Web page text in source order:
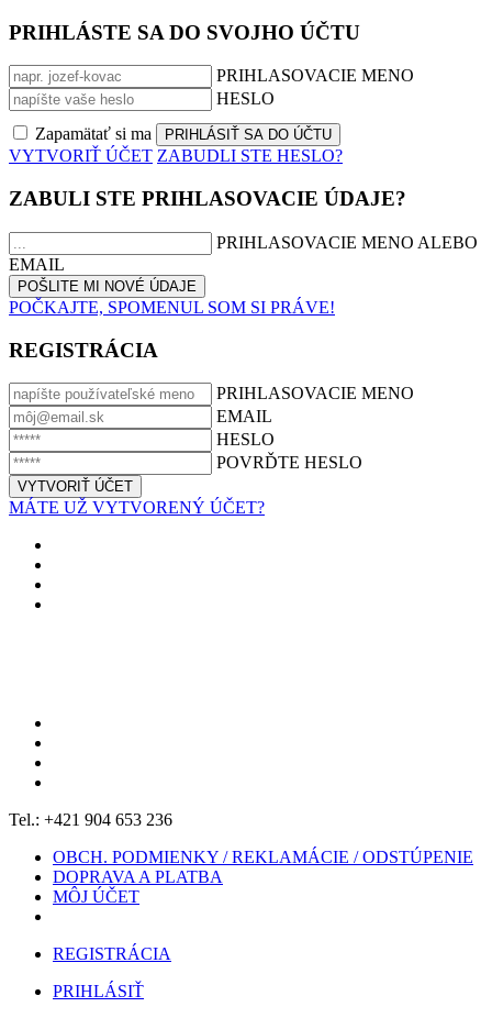
PRIHLÁSTE SA DO SVOJHO ÚČTU
PRIHLASOVACIE MENO
HESLO
Zapamätať si ma
VYTVORIŤ ÚČET ZABUDLI STE HESLO?
ZABULI STE PRIHLASOVACIE ÚDAJE?
PRIHLASOVACIE MENO ALEBO
EMAIL
POČKAJTE, SPOMENUL SOM SI PRÁVE!
REGISTRÁCIA
PRIHLASOVACIE MENO
EMAIL
HESLO
POVRĎTE HESLO
MÁTE UŽ VYTVORENÝ ÚČET?
Tel.: +421 904 653 236
OBCH. PODMIENKY / REKLAMÁCIE / ODSTÚPENIE
DOPRAVA A PLATBA
MÔJ ÚČET
REGISTRÁCIA
PRIHLÁSIŤ